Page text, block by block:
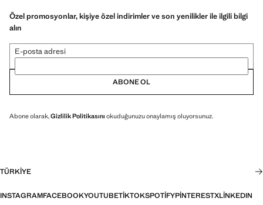
Özel promosyonlar, kişiye özel indirimler ve son yenilikler ile ilgili bilgi
alın
E-posta adresi
ABONE OL
Abone olarak,Gizlilik Politikasını okuduğunuzu onaylamış oluyorsunuz.
TÜRKIYE
INSTAGRAMFACEBOOKYOUTUBETIKTOKSPOTIFYPINTERESTXLINKEDIN